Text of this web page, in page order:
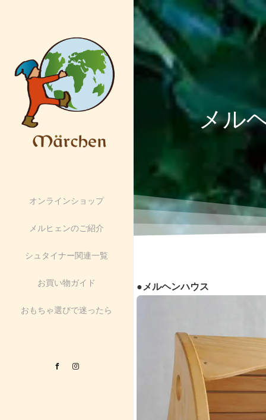
オンラインショップ
メルヒェンのご紹介
シュタイナー関連一覧
お買い物ガイド
おもちゃ選びで迷ったら
Facebook
メル
●メルヘンハウス